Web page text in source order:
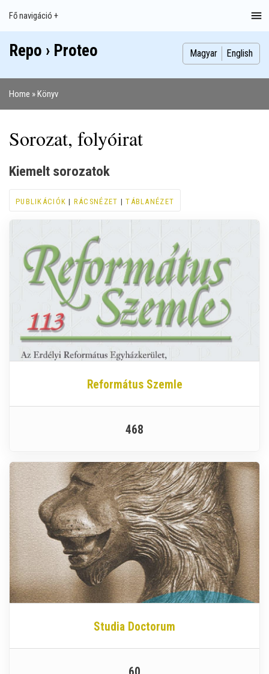
Main
navigation
Fő navigáció +
Index
Publikációk
Szakdolgozatok
Képek
Szerzők
Repo › Proteo Magyar English
Home Könyv
Sorozat, folyóirat
Kiemelt sorozatok
PUBLIKÁCIÓK | RÁCSNÉZET |TÁBLANÉZET
Református Szemle
468
Studia Doctorum